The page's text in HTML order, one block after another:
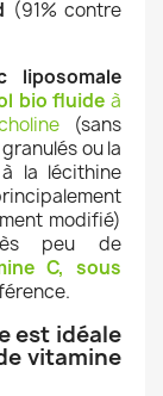
(91% contre
liposomale
bio fluide à
(sans
ou la
la lécithine
modifié)
peu de
C, sous
est idéale
vitamine